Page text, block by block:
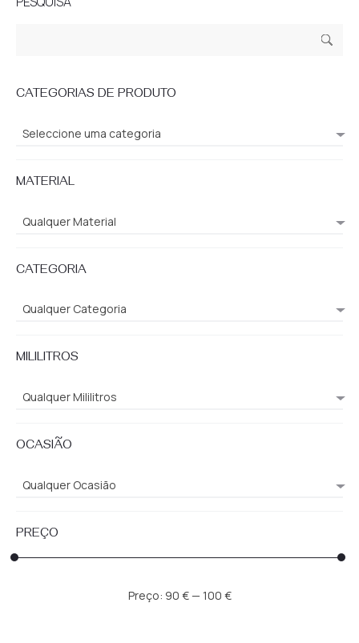
Pesq
CATEGORIAS DE PRODUTO
Seleccione uma categoria
MATERIAL
Qualquer Material
CATEGORIA
Qualquer Categoria
MILILITROS
Qualquer Mililitros
OCASIÃO
Qualquer Ocasião
PREÇO
Preço
Preço
Preço: 90 €— 100 €